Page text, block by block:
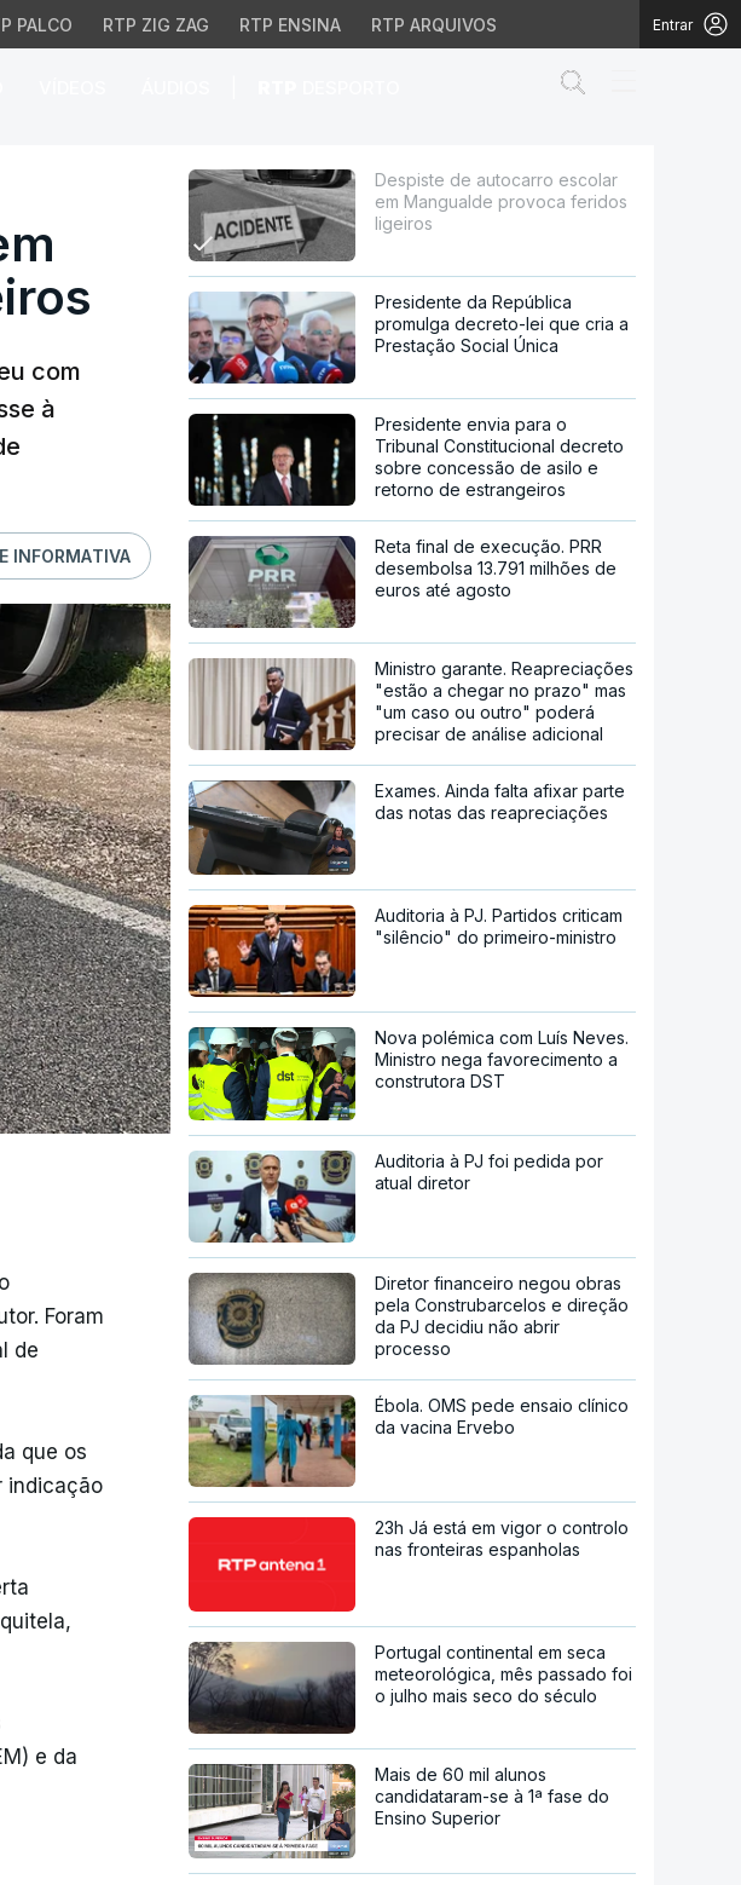
PALCO RTP ZIG ZAG RTP ENSINA RTP ARQUIVOS Entrar
Mangualde provoca feridos
com
à
INFORMATIVA
Foram
de
que os
indicação
e da
Despiste de autocarro escolar
em Mangualde provoca feridos
ligeiros
Presidente da República
promulga decreto-lei que cria a
Prestação Social Única
Presidente envia para o
Tribunal Constitucional decreto
sobre concessão de asilo e
retorno de estrangeiros
Reta final de execução. PRR
desembolsa 13.791 milhões de
euros até agosto
Ministro garante. Reapreciações
"estão a chegar no prazo" mas
"um caso ou outro" poderá
precisar de análise adicional
Exames. Ainda falta afixar parte
das notas das reapreciações
Auditoria à PJ. Partidos criticam
"silêncio" do primeiro-ministro
Nova polémica com Luís Neves.
Ministro nega favorecimento a
construtora DST
Auditoria à PJ foi pedida por
atual diretor
Diretor financeiro negou obras
pela Construbarcelos e direção
da PJ decidiu não abrir
processo
Ébola. OMS pede ensaio clínico
da vacina Ervebo
23h Já está em vigor o controlo
nas fronteiras espanholas
Portugal continental em seca
meteorológica, mês passado foi
o julho mais seco do século
Mais de 60 mil alunos
candidataram-se à 1ª fase do
Ensino Superior